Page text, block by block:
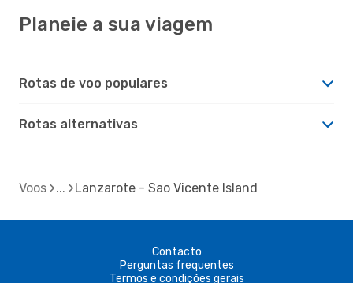
Planeie a sua viagem
Rotas de voo populares
Rotas alternativas
Voos Lanzarote - Sao Vicente Island
Contacto
Perguntas frequentes
Termos e condições gerais